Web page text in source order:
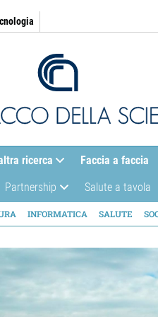
ricerca Faccia a faccia
Partnership Salute a tavola
INFORMATICA SALUTE